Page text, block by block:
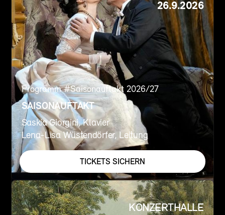
26.9.2026
Programm #Saisonauftakt 2026/27
SAISONAUFTAKT
Saskia Giorgini, Klavier
Lena-Lisa Wüstendörfer, Leitung
TICKETS SICHERN
KONZERTHALLE